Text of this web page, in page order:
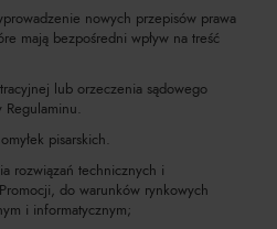
nowych przepisów prawa
mają bezpośredni wpływ na treść
lub orzeczenia sądowego
pisarskich.
technicznych i
do warunków rynkowych
i informatycznym;